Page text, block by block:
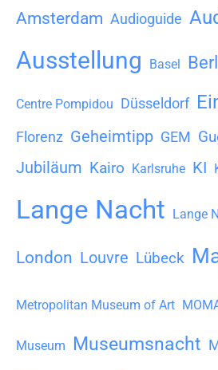
c
i
Amsterdam Audioguide
Ausstellung Basel
Centre Pompidou Düsseldorf
Florenz Geheimtipp GEM
Jubiläum Kairo Karlsruhe KI
Lange Nacht Lange
London Louvre Lübeck
Metropolitan Museum of Art
Museum Museumsnacht